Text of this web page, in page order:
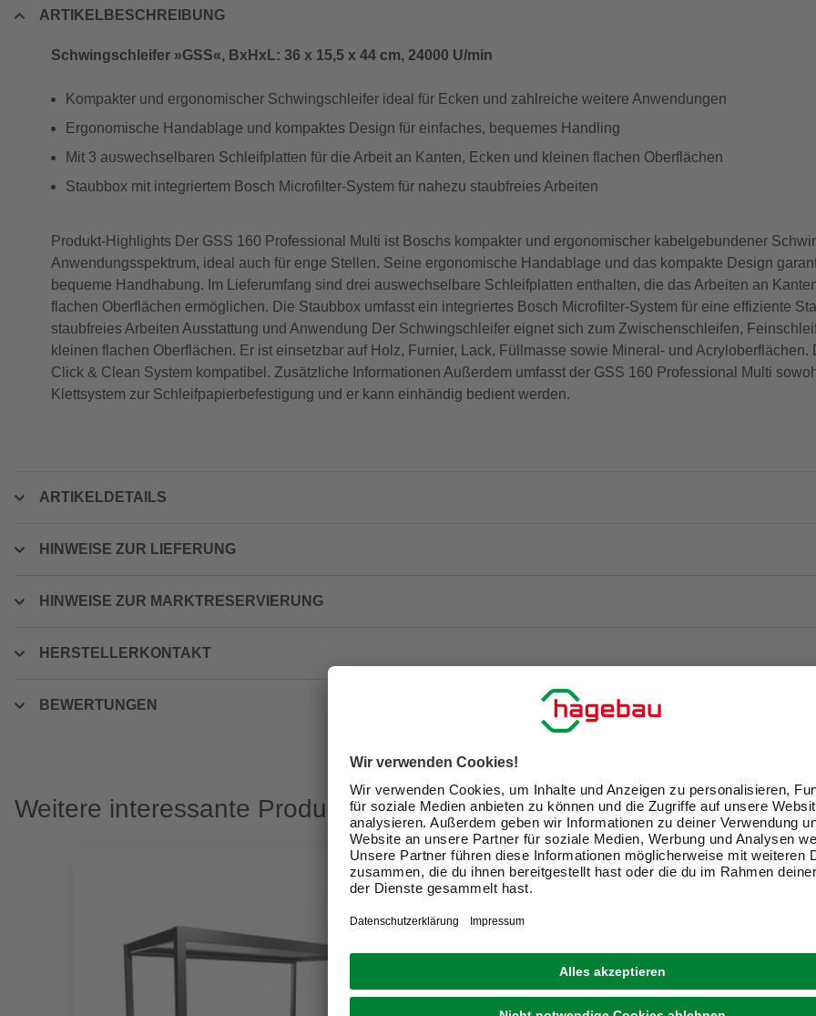
ARTIKELBESCHREIBUNG
Schwingschleifer »GSS«, BxHxL: 36 x 15,5 x 44 cm, 24000 U/min
Kompakter und ergonomischer Schwingschleifer ideal für Ecken und zahlreiche weitere Anwendungen
Ergonomische Handablage und kompaktes Design für einfaches, bequemes Handling
Mit 3 auswechselbaren Schleifplatten für die Arbeit an Kanten, Ecken und kleinen flachen Oberflächen
Staubbox mit integriertem Bosch Microfilter-System für nahezu staubfreies Arbeiten
Produkt-Highlights Der GSS 160 Professional Multi ist Boschs kompakter und ergonomischer kabelgebundener
Anwendungsspektrum, ideal auch für enge Stellen. Seine ergonomische Handablage und das kompakte Design
bequeme Handhabung. Im Lieferumfang sind drei auswechselbare Schleifplatten enthalten, die das Arbeiten an
flachen Oberflächen ermöglichen. Die Staubbox umfasst ein integriertes Bosch Microfilter-System für eine effiziente
staubfreies Arbeiten Ausstattung und Anwendung Der Schwingschleifer eignet sich zum Zwischenschleifen,
kleinen flachen Oberflächen. Er ist einsetzbar auf Holz, Furnier, Lack, Füllmasse sowie Mineral- und Acryloberflächen.
Click & Clean System kompatibel. Zusätzliche Informationen Außerdem umfasst der GSS 160 Professional Multi
Klettsystem zur Schleifpapierbefestigung und er kann einhändig bedient werden.
ARTIKELDETAILS
HINWEISE ZUR LIEFERUNG
HINWEISE ZUR MARKTRESERVIERUNG
HERSTELLERKONTAKT
BEWERTUNGEN
Weitere interessante Produkte